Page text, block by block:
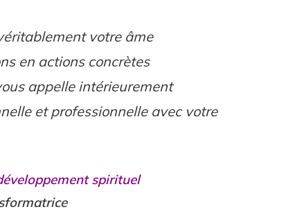
votre âme
en actions concrètes
appelle intérieurement
et professionnelle avec votre
spirituel